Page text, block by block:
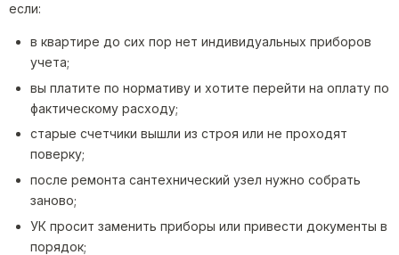
если:
в квартире до сих пор нет индивидуальных приборов
учета;
вы платите по нормативу и хотите перейти на оплату по
фактическому расходу;
старые счетчики вышли из строя или не проходят
поверку;
после ремонта сантехнический узел нужно собрать
заново;
УК просит заменить приборы или привести документы в
порядок;